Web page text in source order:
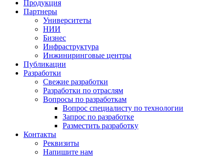
Продукция
Партнеры
Университеты
НИИ
Бизнес
Инфраструктура
Инжиниринговые центры
Публикации
Разработки
Свежие разработки
Разработки по отраслям
Вопросы по разработкам
Вопрос специалисту по технологии
Запрос по разработке
Разместить разработку
Контакты
Реквизиты
Напишите нам